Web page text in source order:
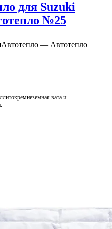
для Suzuki
№25
Автотепло — Автотепло
вата и